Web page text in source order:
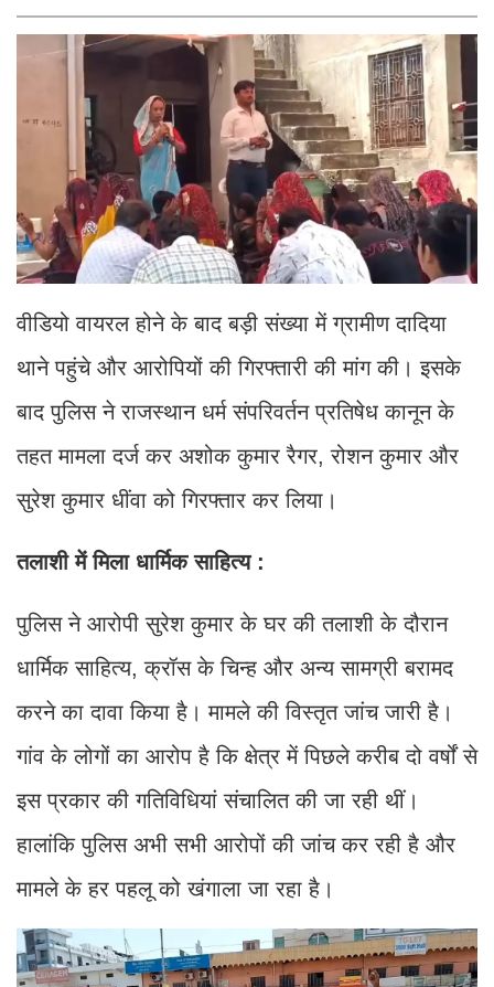
वीडियो वायरल होने के बाद बड़ी संख्या में ग्रामीण दादिया
थाने पहुंचे और आरोपियों की गिरफ्तारी की मांग की। इसके
बाद पुलिस ने राजस्थान धर्म संपरिवर्तन प्रतिषेध कानून के
तहत मामला दर्ज कर अशोक कुमार रैगर, रोशन कुमार और
सुरेश कुमार धींवा को गिरफ्तार कर लिया।
तलाशी में मिला धार्मिक साहित्य :
पुलिस ने आरोपी सुरेश कुमार के घर की तलाशी के दौरान
धार्मिक साहित्य, क्रॉस के चिन्ह और अन्य सामग्री बरामद
करने का दावा किया है। मामले की विस्तृत जांच जारी है।
गांव के लोगों का आरोप है कि क्षेत्र में पिछले करीब दो वर्षों से
इस प्रकार की गतिविधियां संचालित की जा रही थीं।
हालांकि पुलिस अभी सभी आरोपों की जांच कर रही है और
मामले के हर पहलू को खंगाला जा रहा है।